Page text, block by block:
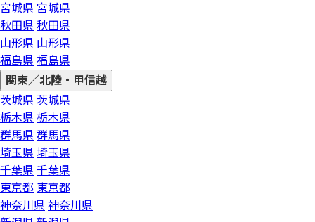
宮城県 宮城県
秋田県 秋田県
山形県 山形県
福島県 福島県
関東／北陸・甲信越
茨城県 茨城県
栃木県 栃木県
群馬県 群馬県
埼玉県 埼玉県
千葉県 千葉県
東京都 東京都
神奈川県 神奈川県